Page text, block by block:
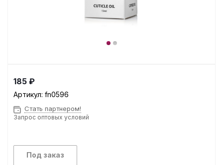
185 ₽
Артикул: fn0596
Стать партнером!
Запрос оптовых условий
Под заказ